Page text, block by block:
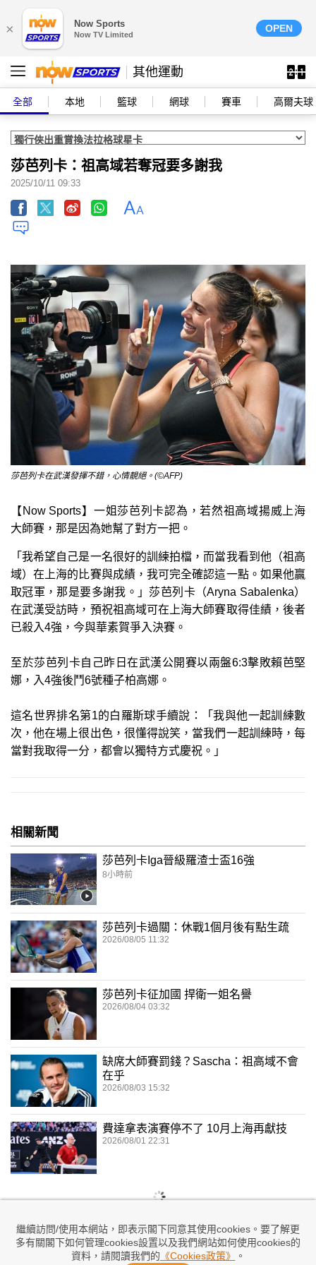
× Now Sports
Now TV Limited
OPEN
其他運動
繼續訪問/使用本網站，即表示閣下同意其使用cookies。要了解更
多有關閣下如何管理cookies設置以及我們網站如何使用cookies的
資料，請閱讀我們的 《Cookies政策》 。
全部 本地 籃球 網球 賽車 高爾夫球
莎芭列卡：祖高域若奪冠要多謝我
2025/10/11 09:33
莎芭列卡在武漢發揮不錯，心情靚絕。(©AFP)
【Now Sports】一姐莎芭列卡認為，若然祖高域揚威上海
大師賽，那是因為她幫了對方一把。
「我希望自己是一名很好的訓練拍檔，而當我看到他（祖高
域）在上海的比賽與成績，我可完全確認這一點。如果他贏
取冠軍，那是要多謝我。」莎芭列卡（Aryna Sabalenka）
在武漢受訪時，預祝祖高域可在上海大師賽取得佳績，後者
已殺入4強，今與華素賀爭入決賽。
至於莎芭列卡自己昨日在武漢公開賽以兩盤6:3擊敗賴芭堅
娜，入4強後鬥6號種子柏高娜。
這名世界排名第1的白羅斯球手續說：「我與他一起訓練數
次，他在場上很出色，很懂得說笑，當我們一起訓練時，每
當對我取得一分，都會以獨特方式慶祝。」
相關新聞
莎芭列卡Iga晉級羅渣士盃16強
8小時前
莎芭列卡過關：休戰1個月後有點生疏
2026/08/05 11:32
莎芭列卡征加國 捍衛一姐名譽
2026/08/04 03:32
缺席大師賽罰錢？Sascha：祖高域不會
在乎
2026/08/03 15:32
費達拿表演賽停不了 10月上海再獻技
2026/08/01 22:31